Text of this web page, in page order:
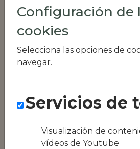
Cambio de menú
semanalmente
Factura única
Acceso individual
empleados
Panel de control
RR.HH
equipos híbridos
Configuración de
cookies
Selecciona las opciones de
navegar.
Servicios de
Visualización de
vídeos de Youtube